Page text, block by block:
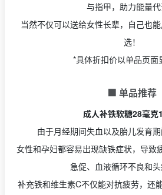
与指甲，助力能量代
当然不仅可以送给女性长辈，自己也
选！
*具体折扣价以单品页面
🟩 单品推荐
成人补铁软糖28毫克
由于月经期间失血以及胎儿发育
女性和孕妇都容易出现缺铁症状，导致
急促、血液循环不良和
补充铁和维生素C不仅能对抗疲劳，还